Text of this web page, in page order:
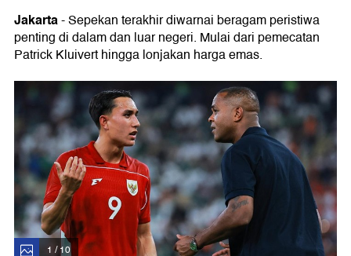
Jakarta- Sepekan terakhir diwarnai beragam peristiwa
penting di dalam dan luar negeri. Mulai dari pemecatan
Patrick Kluivert hingga lonjakan harga emas.
1 / 10